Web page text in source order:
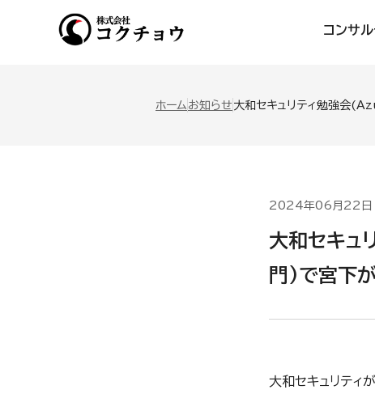
コンサ
ホーム お知らせ 大和セキュリティ勉強会
2024年06月22日
大和セキュ
門)で宮下
大和セキュリティ